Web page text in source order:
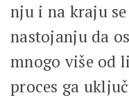
nju i na kraju
nastojanju da
mnogo više od
proces ga